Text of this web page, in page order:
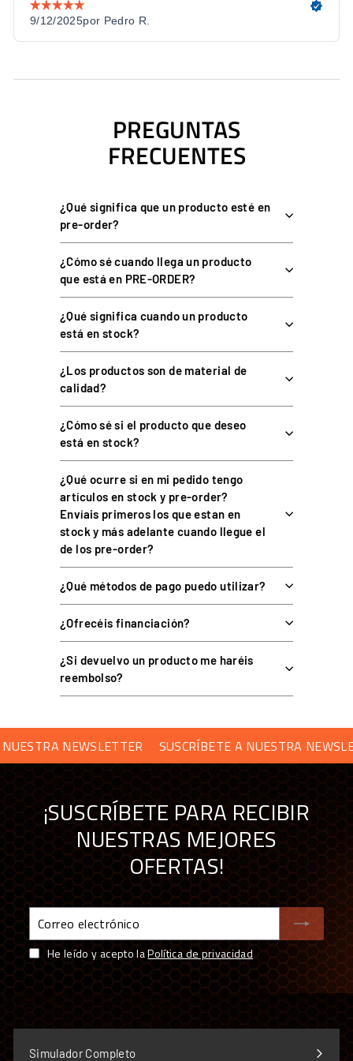
datos y energía, sin baterías ni señales inalámbricas.
DETALLE
112 opciones programables
Funky switches 2 (7 posiciones)
Encoders rotativos 3 (12 posiciones)
Thumb encoders
2 magnéticas sin contacto
32 aRGB (revoluciones,
encoders)
Compuesto de fibra de
carbono
Intercambiables (Round,
Diámetro 330 mm con aro
Quick Release Asetek, sin cables
Software RaceHub
Plataforma PC (Windows 10/11)
COMPATIBILIDAD
Compatible conPC (Windows 10/11)y con todas las
bases Direct
de Asetek (La Prima, Forte e Invicta) mediante Quick
PREGUNTAS FRECUENTES
¿El Forte GT funciona en consola?
¿Cuántos inputs y LEDs tiene?
¿Puedo elegir el aro?
¿Qué controles incluye?
¿Con qué bases es compatible?
PREGUNTAS
FRECUENTES
¿Qué significa que un producto esté en
pre-order?
¿Cómo sé cuando llega un producto
que está en PRE-ORDER?
¿Qué significa cuando un producto
está en stock?
¿Los productos son de material de
calidad?
¿Cómo sé si el producto que deseo
está en stock?
¿Qué ocurre si en mi pedido tengo
artículos en stock y pre-order?
Envíais primeros los que estan en
stock y más adelante cuando llegue el
de los pre-order?
¿Qué métodos de pago puedo utilizar?
¿Ofrecéis financiación?
¿Si devuelvo un producto me haréis
reembolso?
NEWSLETTER SUSCRÍBETE A NUESTRA
¡SUSCRÍBETE PARA RECIBIR
NUESTRAS MEJORES
OFERTAS!
Correo
electrónico
He leído y acepto laPolítica de privacidad
Simulador Completo